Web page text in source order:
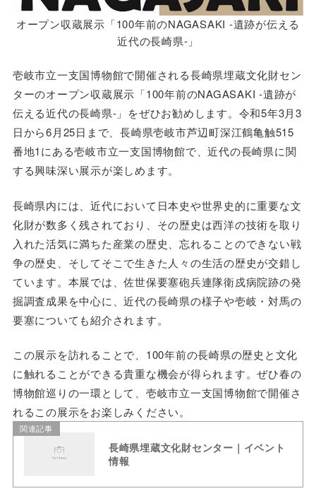
オープン収蔵展示「100年前のNAGASAKI -遺跡が伝える
近代の長崎県-」
壱岐市立一支国博物館で開催される長崎県埋蔵文化財セン
ターのオープン収蔵展示「100年前のNAGASAKI -遺跡が
伝える近代の長崎県-」をぜひお勧めします。令和5年3月3
日から6月25日まで、長崎県壱岐市芦辺町深江鶴亀触515
番地1にある壱岐市立一支国博物館で、近代の長崎県に関
する興味深い展示が楽しめます。
長崎県内には、近代において日本史や世界史的に重要な文
化財が数多く残されており、その歴史は西洋の技術を取り
入れた活気に満ちた産業の歴史、忘れることのできない戦
争の歴史、そしてそこで生きた人々の生活の歴史が交錯し
ています。本展では、佐世保要塞砲兵連隊衛戍病院跡の発
掘調査成果を中心に、近代の長崎県の様子や壱岐・対馬の
要塞についても紹介されます。
この展示を訪れることで、100年前の長崎県の歴史と文化
に触れることができる貴重な機会が得られます。ぜひ春の
博物館巡りの一環として、壱岐市立一支国博物館で開催さ
れるこの展示をお楽しみください。
関連記事
長崎県埋蔵文化財センター｜イベント
情報